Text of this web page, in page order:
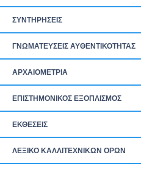
ΣΥΝΤΗΡΗΣΕΙΣ
ΓΝΩΜΑΤΕΥΣΕΙΣ ΑΥΘΕΝΤΙΚΟΤΗΤΑΣ
ΑΡΧΑΙΟΜΕΤΡΙΑ
ΕΠΙΣΤΗΜΟΝΙΚΟΣ ΕΞΟΠΛΙΣΜΟΣ
ΕΚΘΕΣΕΙΣ
ΛΕΞΙΚΟ ΚΑΛΛΙΤΕΧΝΙΚΩΝ ΟΡΩΝ